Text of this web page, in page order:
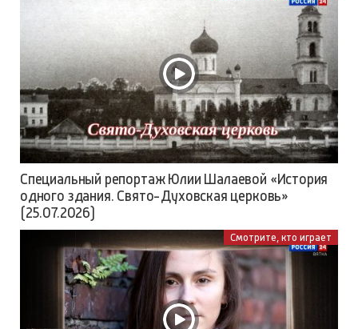
Специальный репортаж Юлии Шалаевой «История
одного здания. Свято-Духовская церковь»
(25.07.2026)
Смотрите, кто играет